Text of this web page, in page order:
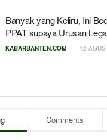
Banyak yang Keliru, Ini
PPAT supaya Urusan
KABARBANTEN.COM 12
Comments